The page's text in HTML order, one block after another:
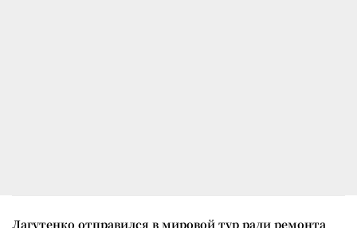
Лагутенко отправился в мировой тур ради ремонта